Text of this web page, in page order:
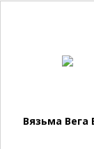
Вязьма Вега